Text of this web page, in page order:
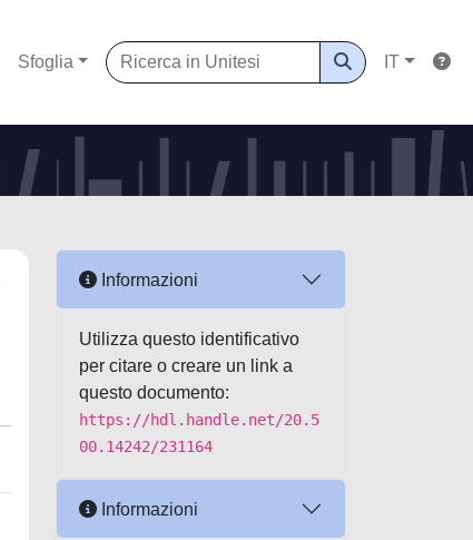
Sfoglia IT
Informazioni
Utilizza questo identificativo
per citare o creare un link a
questo documento:
https://hdl.handle.net/20.5
00.14242/231164
Informazioni